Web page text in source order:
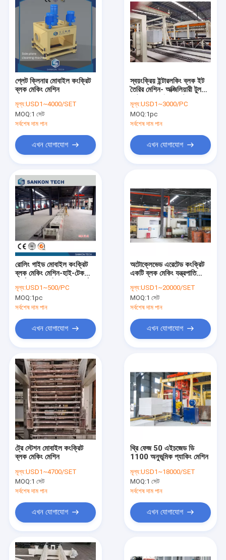
পণ্য
আমাদের সম্পর্কে
আমাদের সাথে যোগাযোগ করুন
এএসি ব্লক মেশিন
এএসি ব্লক তৈরির মেশিন
এএসি ব্লক কাটিং মেশিন
স্বয়ংক্রিয় কংক্রিট ব্লক মেকিং মেশিন
আধা স্বয়ংক্রিয় ব্লক মেকিং মেশিন
এএসি ব্রিক মেশিন
লাইটওয়েট ওয়াল প্যানেল মেশিন
এএসি অটোক্লেভ
অটোক্লেভড এরেটেড কংক্রিট উত্পাদনের লাইন
ব্লক ব্রিক মেশিন
মোবাইল কংক্রিট ব্লক মেকিং মেশিন
এএসি মেশিন ওভারটেন টেবিল
প্লেট ক্লিনার মোবাইল কংক্রিট
ব্লক মেকিং মেশিন
মূল্য:USD1~4000/SET
MOQ:1 সেট
সর্বশেষ দাম পান
এখন যোগাযোগ
স্বয়ংক্রিয় ইন্টারলকিং ব্লক ইট
তৈরির মেশিন- অক্জিলিয়ারী টুলস
মূল্য:USD1~3000/PC
MOQ:1pc
সর্বশেষ দাম পান
এখন যোগাযোগ
রোলিং গাইড মোবাইল কংক্রিট
ব্লক মেকিং মেশিন-হাই-টেক
মেশিন
মূল্য:USD1~500/PC
MOQ:1pc
সর্বশেষ দাম পান
এখন যোগাযোগ
অটোক্লেভেড এরেটেড কংক্রিট
একটি ব্লক মেকিং যন্ত্রপাতি
মূল্য:USD1~20000/SET
MOQ:1 সেট
সর্বশেষ দাম পান
এখন যোগাযোগ
ট্রে স্টেশন মোবাইল কংক্রিট
ব্লক মেকিং মেশিন
মূল্য:USD1~4700/SET
MOQ:1 সেট
সর্বশেষ দাম পান
এখন যোগাযোগ
থ্রি ফেজ 50 এইচজেড ডি
1100 অনুভূমিক প্যাকিং মেশিন
মূল্য:USD1~18000/SET
MOQ:1 সেট
সর্বশেষ দাম পান
এখন যোগাযোগ